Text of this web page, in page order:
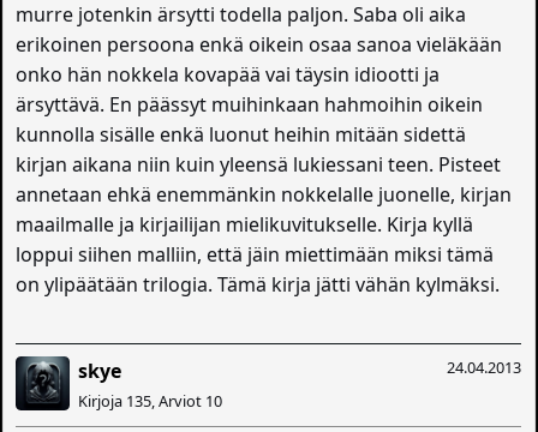
murre jotenkin ärsytti todella paljon. Saba oli aika
erikoinen persoona enkä oikein osaa sanoa vieläkään
onko hän nokkela kovapää vai täysin idiootti ja
ärsyttävä. En päässyt muihinkaan hahmoihin oikein
kunnolla sisälle enkä luonut heihin mitään sidettä
kirjan aikana niin kuin yleensä lukiessani teen. Pisteet
annetaan ehkä enemmänkin nokkelalle juonelle, kirjan
maailmalle ja kirjailijan mielikuvitukselle. Kirja kyllä
loppui siihen malliin, että jäin miettimään miksi tämä
on ylipäätään trilogia. Tämä kirja jätti vähän kylmäksi.
24.04.2013
skye
Kirjoja 135, Arviot 10